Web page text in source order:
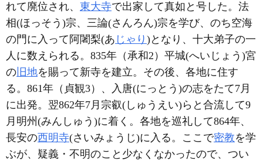
れて廃位され、 東大寺で出家して真如と号した。法
相(ほっそう)宗、三論(さんろん)宗を学び、のち空海
の門に入って阿闍梨(あ じゃり )となり、十大弟子の一
人に数えられる。835年（承和2）平城(へいじょう)宮
の 旧地を賜って新寺を建立。その後、各地に住す
る。861年（貞観3）、入唐(にっとう)の志をたて7月
に出発。翌862年7月宗叡(しゅうえい)らと合流して9
月明州(みんしゅう)に着く。各地を巡礼して864年、
長安の西明寺(さいみょうじ)に入る。ここで密教を学
ぶが、疑義・不明のこと少なくなかったので、つい